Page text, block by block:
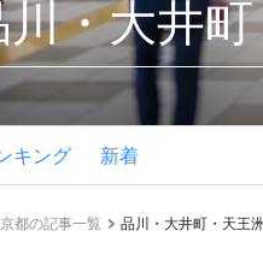
・大井
キング 新着
都の記事一覧 品川・大井町・天王